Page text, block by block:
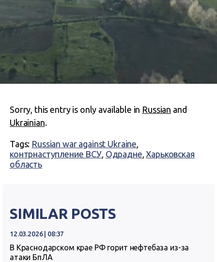
Sorry, this entry is only available in Russian and
Ukrainian.
Tags: Russian war against Ukraine,
контрнаступление ВСУ, Одрадне,Харьковская
область
SIMILAR POSTS
12.03.2026 | 08:37
В Краснодарском крае РФ горит нефтебаза из-за
атаки БпЛА